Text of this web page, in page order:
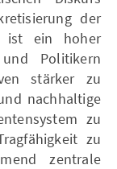
der
ist ein hoher
Politikern
stärker zu
nachhaltige
zu
zu
zentrale